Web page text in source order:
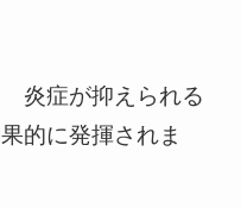
られる
的に発揮されま